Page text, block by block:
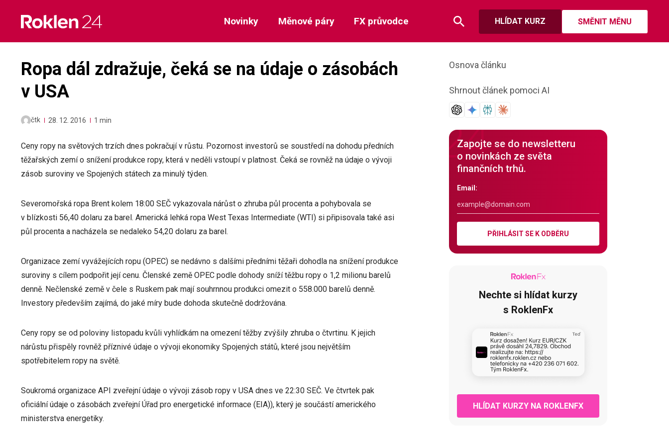
content
HLÍDAT KURZ SMĚNIT MĚNU
Novinky Měnové páry FX průvodce
Ropa dál zdražuje, čeká se na údaje o zásobách
v USA
čtk 28. 12. 2016 1 min
Ceny ropy na světových trzích dnes pokračují v růstu. Pozornost investorů se soustředí na dohodu předních
těžařských zemí o snížení produkce ropy, která v neděli vstoupí v platnost. Čeká se rovněž na údaje o vývoji
zásob suroviny ve Spojených státech za minulý týden.
Severomořská ropa Brent kolem 18:00 SEČ vykazovala nárůst o zhruba půl procenta a pohybovala se
v blízkosti 56,40 dolaru za barel. Americká lehká ropa West Texas Intermediate (WTI) si připisovala také asi
půl procenta a nacházela se nedaleko 54,20 dolaru za barel.
Organizace zemí vyvážejících ropu (OPEC) se nedávno s dalšími předními těžaři dohodla na snížení produkce
suroviny s cílem podpořit její cenu. Členské země OPEC podle dohody sníží těžbu ropy o 1,2 milionu barelů
denně. Nečlenské země v čele s Ruskem pak mají souhrnnou produkci omezit o 558.000 barelů denně.
Investory především zajímá, do jaké míry bude dohoda skutečně dodržována.
Ceny ropy se od poloviny listopadu kvůli vyhlídkám na omezení těžby zvýšily zhruba o čtvrtinu. K jejich
nárůstu přispěly rovněž příznivé údaje o vývoji ekonomiky Spojených států, které jsou největším
spotřebitelem ropy na světě.
Soukromá organizace API zveřejní údaje o vývoji zásob ropy v USA dnes ve 22:30 SEČ. Ve čtvrtek pak
oficiální údaje o zásobách zveřejní Úřad pro energetické informace (EIA)), který je součástí amerického
ministerstva energetiky.
Osnova článku
Shrnout článek pomoci AI
Zapojte se do newsletteru
o novinkách ze světa
finančních trhů.
Email:
PŘIHLÁSIT SE K ODBĚRU
Nechte si hlídat kurzy
s RoklenFx
HLÍDAT KURZY NA ROKLENFX